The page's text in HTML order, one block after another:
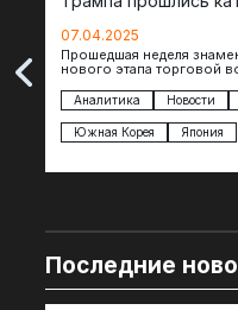
07.04.2025
Прошедшая неделя
нового этапа торговой
импорта из более 100
Аналитика Новости
Южная Корея Япония
Последние